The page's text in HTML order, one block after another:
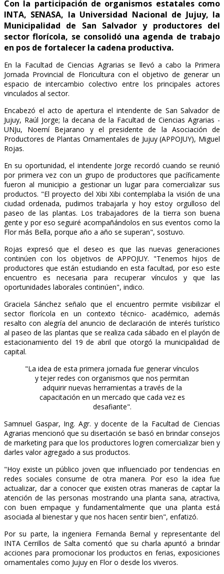
Con la participación de organismos estatales como
INTA, SENASA, la Universidad Nacional de Jujuy, la
Municipalidad de San Salvador y productores del
sector florícola, se consolidó una agenda de trabajo
en pos de fortalecer la cadena productiva.
En la Facultad de Ciencias Agrarias se llevó a cabo la Primera
Jornada Provincial de Floricultura con el objetivo de generar un
espacio de intercambio colectivo entre los principales actores
vinculados al sector.
Encabezó el acto de apertura el intendente de San Salvador de
Jujuy, Raúl Jorge; la decana de la Facultad de Ciencias Agrarias -
UNJu, Noemí Bejarano y el presidente de la Asociación de
Productores de Plantas Ornamentales de Jujuy (APPOJUY), Miguel
Rojas.
En su oportunidad, el intendente Jorge recordó cuando se reunió
por primera vez con un grupo de productores que pacíficamente
fueron al municipio a gestionar un lugar para comercializar sus
productos. "El proyecto del Xibi Xibi contemplaba la visión de una
ciudad ordenada, pudimos trabajarla y hoy estoy orgulloso del
paseo de las plantas. Los trabajadores de la tierra son buena
gente y por eso seguiré acompañándolos en sus eventos como la
Flor más Bella, porque año a año se superan", sostuvo.
Rojas expresó que el deseo es que las nuevas generaciones
continúen con los objetivos de APPOJUY. "Tenemos hijos de
productores que están estudiando en esta facultad, por eso este
encuentro es necesaria para recuperar vínculos y que las
oportunidades laborales continúen", indico.
Graciela Sánchez señalo que el encuentro permite visibilizar el
sector florícola en un contexto técnico- académico, además
resalto con alegría del anuncio de declaración de interés turístico
al paseo de las plantas que se realiza cada sábado en el playón de
estacionamiento del 19 de abril que otorgó la municipalidad de
capital.
"La idea de esta primera jornada fue generar vínculos
y tejer redes con organismos que nos permitan
adquirir nuevas herramientas a través de la
capacitación en un mercado que cada vez es
desafiante".
Samnuel Gaspar, Ing. Agr. y docente de la Facultad de Ciencias
Agrarias mencionó que su disertación se basó en brindar consejos
de marketing para que los productores logren comercializar bien y
darles valor agregado a sus productos.
"Hoy existe un público joven que influenciado por tendencias en
redes sociales consume de otra manera. Por eso la idea fue
actualizar, dar a conocer que existen otras maneras de captar la
atención de las personas mostrando una planta sana, atractiva,
con buen empaque y fundamentalmente que una planta está
asociada al bienestar y que nos hacen sentir bien", enfatizó.
Por su parte, la ingeniera Fernanda Bernal y representante del
INTA Cerrillos de Salta comentó que su charla apuntó a brindar
acciones para promocionar los productos en ferias, exposiciones
ornamentales como Jujuy en Flor o desde los viveros.